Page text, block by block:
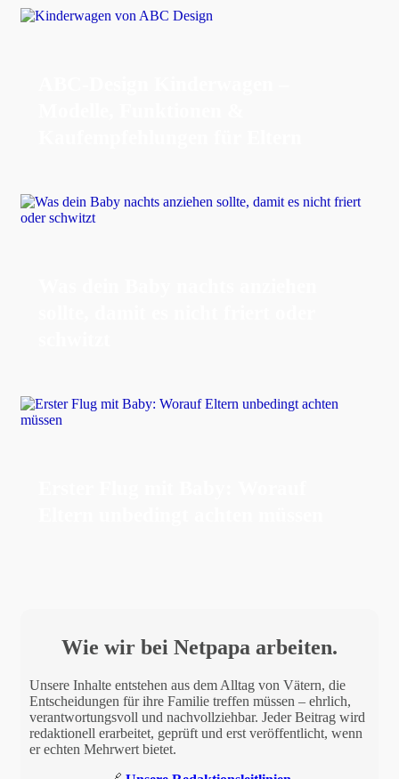
Wie wir bei Netpapa arbeiten.
Unsere Inhalte entstehen aus dem Alltag von Vätern, die
Entscheidungen für ihre Familie treffen müssen – ehrlich,
verantwortungsvoll und nachvollziehbar. Jeder Beitrag wird
redaktionell erarbeitet, geprüft und erst veröffentlicht, wenn
er echten Mehrwert bietet.